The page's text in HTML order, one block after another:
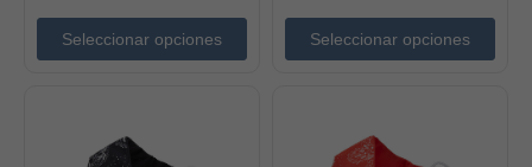
Seleccionar opciones Seleccionar opciones